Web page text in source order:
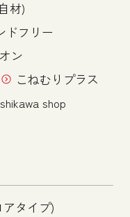
材)
ドフリー
ン
こねむりプラス
shop
タイプ)